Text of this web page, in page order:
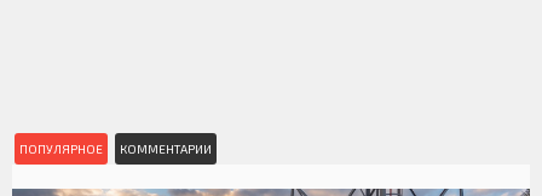
ПОПУЛЯРНОЕ КОММЕНТАРИИ